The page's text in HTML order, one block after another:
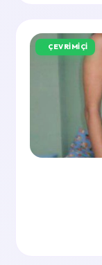
ÇEVRIMIÇI